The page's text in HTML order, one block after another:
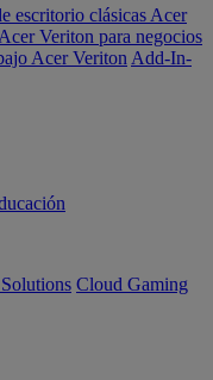
escritorio clásicas Acer
Veriton para negocios
Acer Veriton Add-In-
Cloud Gaming